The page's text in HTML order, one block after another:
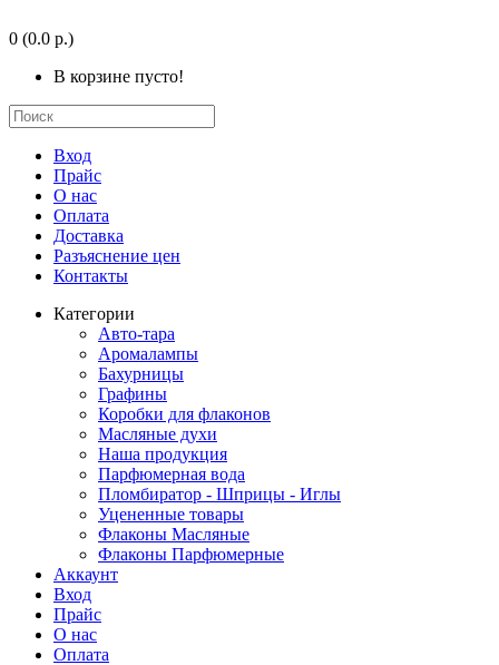
0 (0.0 р.)
В корзине пусто!
Вход
Прайс
О нас
Оплата
Доставка
Разъяснение цен
Контакты
Категории
Авто-тара
Аромалампы
Бахурницы
Графины
Коробки для флаконов
Масляные духи
Наша продукция
Парфюмерная вода
Пломбиратор - Шприцы - Иглы
Уцененные товары
Флаконы Масляные
Флаконы Парфюмерные
Аккаунт
Вход
Прайс
О нас
Оплата